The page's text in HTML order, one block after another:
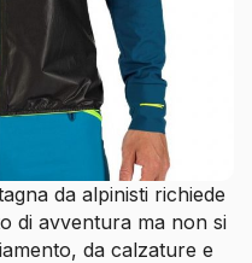
da alpinisti richiede
di avventura ma non si
da calzature e